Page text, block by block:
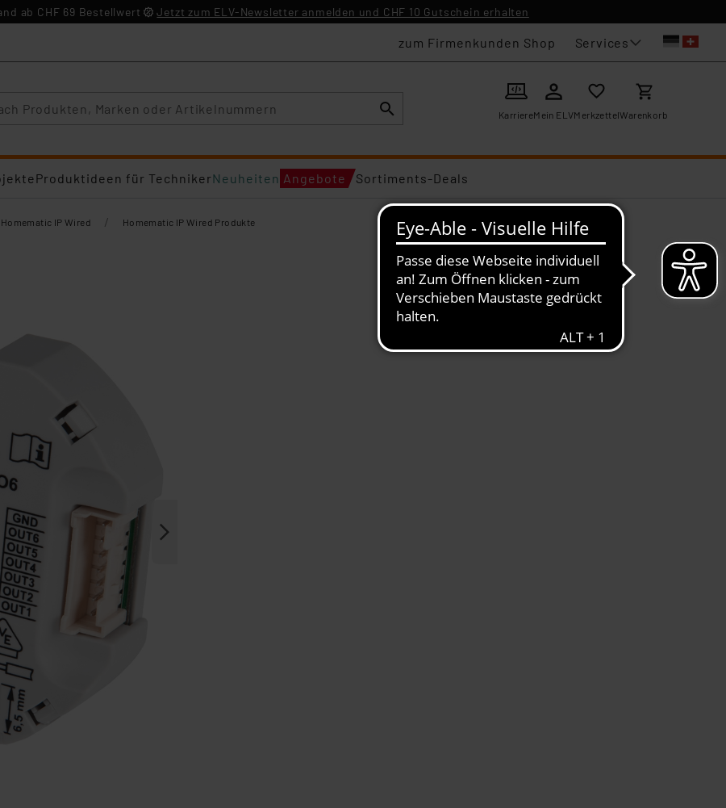
ab CHF 69 Bestellwert Jetzt zum ELV-Newsletter anmelden und CHF 10 Gutschein erhalten
zum Firmenkunden Shop Services
KarriereMein ELVMerkzettelWarenkorb
Produktideen für TechnikerNeuheiten Angebote Sortiments-Deals
Homematic IP Wired / Homematic IP Wired Produkte